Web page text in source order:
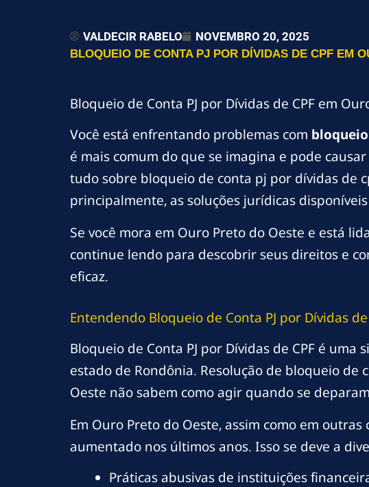
VALDECIR RABELO NOVEMBRO 20, 2025
BLOQUEIO DE CONTA PJ POR DÍVIDAS DE CPF EM
Bloqueio de Conta PJ por Dívidas de CPF em
Você está enfrentando problemas com
é mais comum do que se imagina e pode
tudo sobre bloqueio de conta pj por dívidas de
principalmente, as soluções jurídicas
Se você mora em Ouro Preto do Oeste e está
continue lendo para descobrir seus direitos e
eficaz.
Entendendo Bloqueio de Conta PJ por Dívidas
Bloqueio de Conta PJ por Dívidas de CPF é
estado de Rondônia. Resolução de bloqueio
Oeste não sabem como agir quando se
Em Ouro Preto do Oeste, assim como em
aumentado nos últimos anos. Isso se deve a
Práticas abusivas de instituições